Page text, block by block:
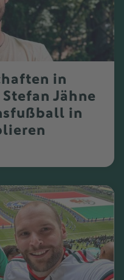
in
Jähne
in